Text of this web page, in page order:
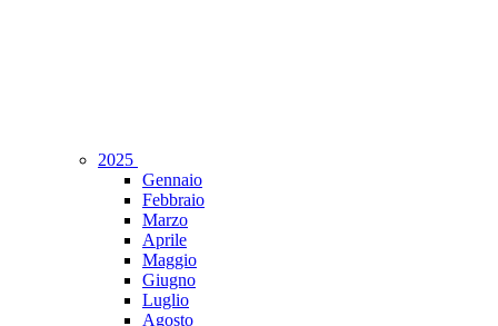
2025
Gennaio
Febbraio
Marzo
Aprile
Maggio
Giugno
Luglio
Agosto